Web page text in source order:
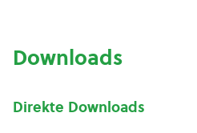
Downloads
Direkte Downloads